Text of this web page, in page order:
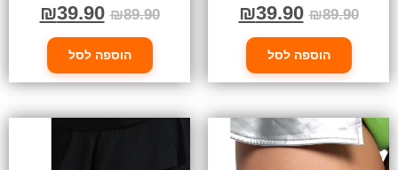
₪89.90
₪39.90
הוספה לסל
₪89.90
₪39.90
הוספה לסל